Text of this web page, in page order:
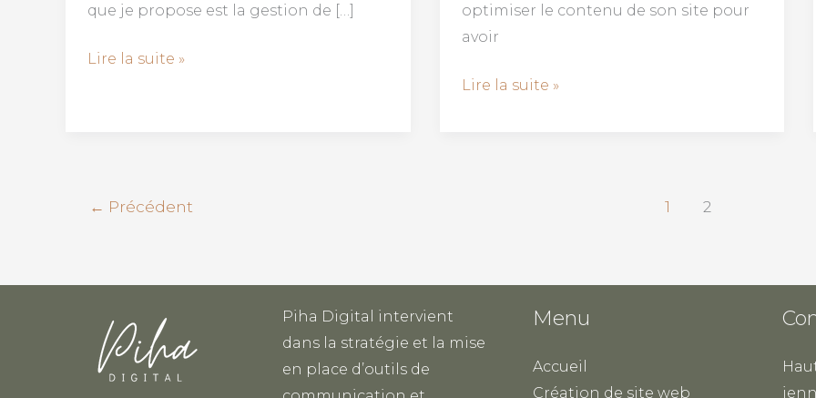
que je propose est la gestion de […]
Lire la suite »
optimiser le contenu de son site pour
avoir
Lire la suite »
← Précédent 1 2
Piha Digital intervient
dans la stratégie et la mise
en place d’outils de
Menu
Accueil
Création de site web